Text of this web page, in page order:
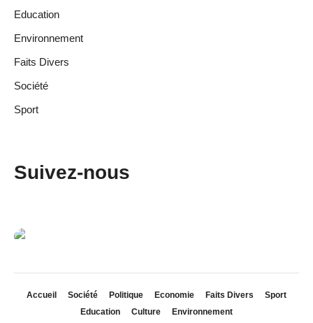
Education
Environnement
Faits Divers
Société
Sport
Suivez-nous
Accueil Société Politique Economie Faits Divers
Sport
Education
Culture Environnement